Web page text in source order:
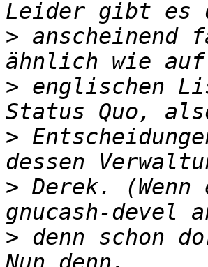
>
> englischen
>
> Derek.
> denn schon